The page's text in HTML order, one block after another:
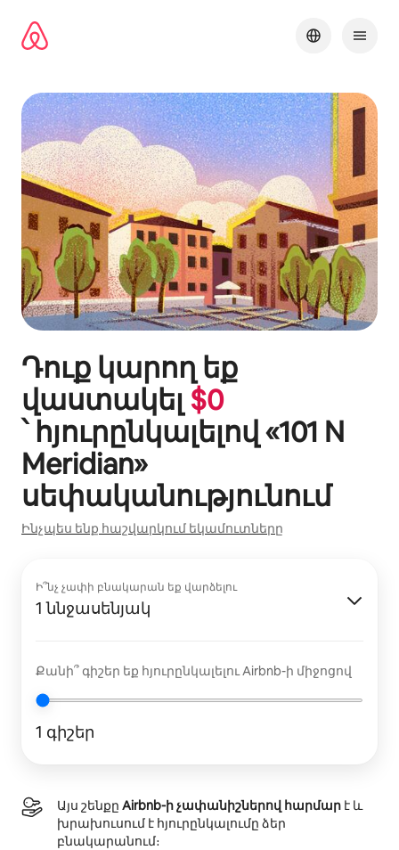
բովանդակությանը
Դուք կարող եք
վաստակել $0
՝ հյուրընկալելով «101 N
Meridian»
սեփականությունում
Ինչպես ենք հաշվարկում եկամուտները
Ի՞նչ չափի բնակարան եք վարձելու
1 ննջասենյակ
Քանի՞ գիշեր եք հյուրընկալելու Airbnb-ի միջոցով
1 գիշեր
Այս շենքը Airbnb-ի չափանիշներով հարմար է և
խրախուսում է հյուրընկալումը ձեր
բնակարանում։